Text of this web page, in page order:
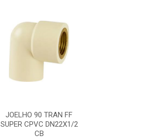
JOELHO 90 TRAN FF
SUPER CPVC DN22X1/2
CB